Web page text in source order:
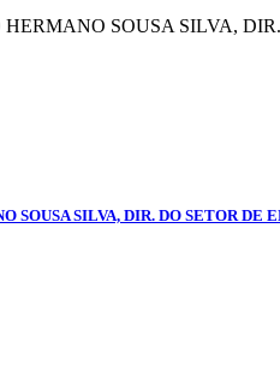
SOUSA SILVA,
SOUSA SILVA, DIR. DO SETOR